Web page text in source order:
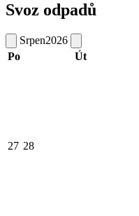
Svoz odpadů
Srpen2026
Po
Út
27 28